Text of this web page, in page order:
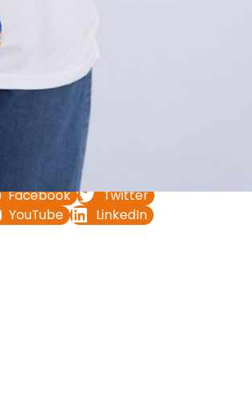
Bimbel UTBK SNBT di Teluk
Bintuni Gratis Terbaik
FOLLOW US ON
Facebook
Twitter
YouTube
LinkedIn